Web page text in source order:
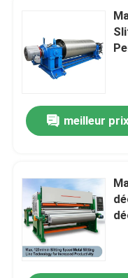
meilleur